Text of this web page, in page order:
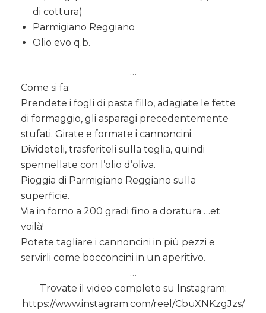
di cottura)
Parmigiano Reggiano
Olio evo q.b.
…
Come si fa:
Prendete i fogli di pasta fillo, adagiate le fette
di formaggio, gli asparagi precedentemente
stufati. Girate e formate i cannoncini.
Divideteli, trasferiteli sulla teglia, quindi
spennellate con l’olio d’oliva.
Pioggia di Parmigiano Reggiano sulla
superficie.
Via in forno a 200 gradi fino a doratura …et
voilà!
Potete tagliare i cannoncini in più pezzi e
servirli come bocconcini in un aperitivo.
…
Trovate il video completo su Instagram:
https://www.instagram.com/reel/CbuXNKzgJzs/